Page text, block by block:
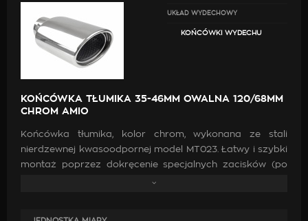
UKŁAD WYDECHOWY
KOŃCÓWKI WYDECHU
KOŃCÓWKA TŁUMIKA 35-46MM OWALNA 120/68MM
CHROM AMIO
Końcówka tłumika, kolor chrom, wykonana ze stali
nierdzewnej kwasoodpornej model MT023. Łatwy i szybki
montaż poprzez dokręcenie specjalnych zacisków (po
przejechaniu 500-1000km prosimy o sprawdzenie